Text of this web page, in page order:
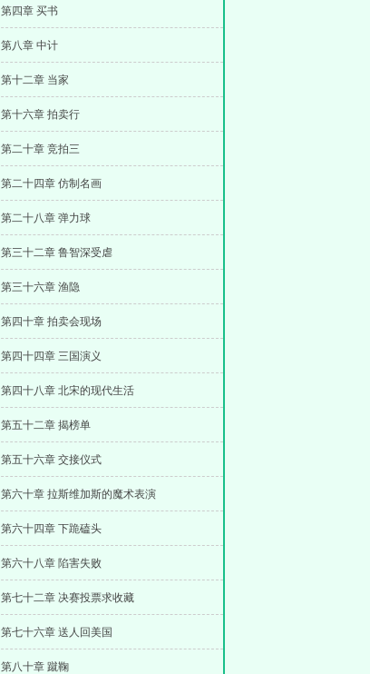
第四章 买书
第八章 中计
第十二章 当家
第十六章 拍卖行
第二十章 竞拍三
第二十四章 仿制名画
第二十八章 弹力球
第三十二章 鲁智深受虐
第三十六章 渔隐
第四十章 拍卖会现场
第四十四章 三国演义
第四十八章 北宋的现代生活
第五十二章 揭榜单
第五十六章 交接仪式
第六十章 拉斯维加斯的魔术表演
第六十四章 下跪磕头
第六十八章 陷害失败
第七十二章 决赛投票求收藏
第七十六章 送人回美国
第八十章 蹴鞠